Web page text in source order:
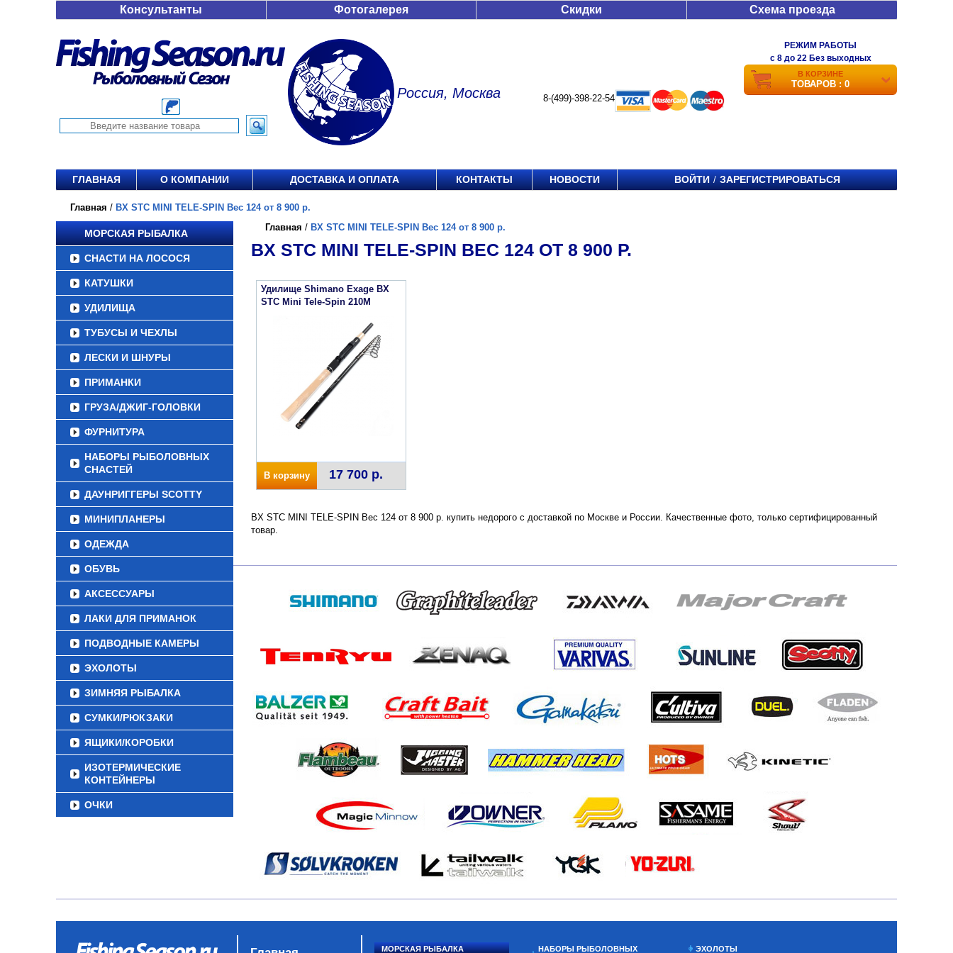
Консультанты Фотогалерея Скидки Схема проезда
Россия, Москва 8-(499)-398-22-54
РЕЖИМ РАБОТЫ
c 8 до 22 Без выходных
В КОРЗИНЕ
ТОВАРОВ : 0
ГЛАВНАЯ О КОМПАНИИ ДОСТАВКА И ОПЛАТА КОНТАКТЫ НОВОСТИ ВОЙТИ / ЗАРЕГИСТРИРОВАТЬСЯ
Главная / BX STC MINI TELE-SPIN Вес 124 от 8 900 р.
МОРСКАЯ РЫБАЛКА
СНАСТИ НА ЛОСОСЯ
КАТУШКИ
УДИЛИЩА
ТУБУСЫ И ЧЕХЛЫ
ЛЕСКИ И ШНУРЫ
ПРИМАНКИ
ГРУЗА/ДЖИГ-ГОЛОВКИ
ФУРНИТУРА
НАБОРЫ РЫБОЛОВНЫХ
СНАСТЕЙ
ДАУНРИГГЕРЫ SCOTTY
МИНИПЛАНЕРЫ
ОДЕЖДА
ОБУВЬ
АКСЕССУАРЫ
ЛАКИ ДЛЯ ПРИМАНОК
ПОДВОДНЫЕ КАМЕРЫ
ЭХОЛОТЫ
ЗИМНЯЯ РЫБАЛКА
СУМКИ/РЮКЗАКИ
ЯЩИКИ/КОРОБКИ
ИЗОТЕРМИЧЕСКИЕ
КОНТЕЙНЕРЫ
ОЧКИ
Главная / BX STC MINI TELE-SPIN Вес 124 от 8 900 р.
BX STC MINI TELE-SPIN ВЕС 124 ОТ 8 900 Р.
Удилище Shimano Exage BX
STC Mini Tele-Spin 210M
В корзину 17 700 р.
BX STC MINI TELE-SPIN Вес 124 от 8 900 р. купить недорого с доставкой по Москве и России. Качественные фото, только сертифицированный
товар.
МОРСКАЯ РЫБАЛКА НАБОРЫ РЫБОЛОВНЫХ ЭХОЛОТЫ